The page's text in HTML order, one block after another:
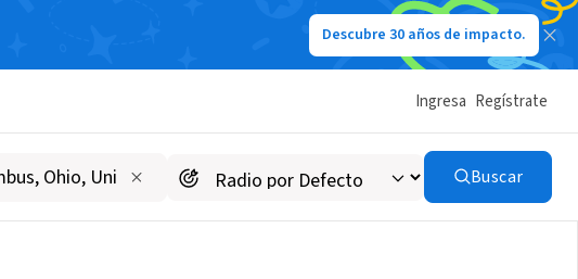
Descubre 30 años de impacto.
Ingresa Regístrate
Buscar